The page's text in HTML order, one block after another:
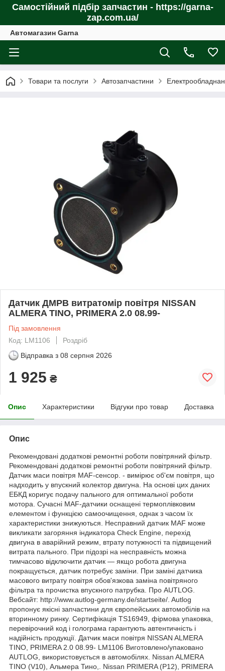
Самостійний підбір запчастин - https://garna-
zap.com.ua/
Автомагазин Garna
Товари та послуги Автозапчастини
Датчик ДМРВ витратомір повітря NISSAN
ALMERA TINO, PRIMERA 2.0 08.99-
Під замовлення
Код: LM1106
Роздріб
Відправка з 08 серпня 2026
1 925 ₴
Опис Характеристики Відгуки про товар Доставка
Опис
Рекомендовані додаткові ремонтні роботи повітряний фільтр.
Рекомендовані додаткові ремонтні роботи повітряний фільтр.
Датчик маси повітря MAF-сенсор. - вимірює об'єм повітря, що
надходить у впускний колектор двигуна. На основі цих даних
ЕБКД коригує подачу пального для оптимальної роботи
мотора. Сучасні MAF-датчики оснащені термоплівковим
елементом і функцією самоочищення, однак з часом їх
характеристики знижуються. Несправний датчик MAF може
викликати загоряння індикатора Check Engine, перехід
двигуна в аварійний режим, втрату потужності та підвищений
витрата пального. При підозрі на несправність можна
тимчасово відключити датчик — якщо робота двигуна
покращується, датчик потребує заміни. При заміні датчика
масового витрату повітря обов'язкова заміна повітряного
фільтра та прочистка впускного патрубка. Про AUTLOG.
Вебсайт: http://www.autlog-germany.de/startseite/. Autlog
пропонує якісні запчастини для європейських автомобілів на
вторинному ринку. Сертифікація TS16949, фірмова упаковка,
перевірочний код і голограма гарантують автентичність і
надійність продукції. Датчик маси повітря NISSAN ALMERA
TINO, PRIMERA 2.0 08.99- LM1106 Виготовлено/упаковано
AUTLOG, використовується в автомобілях. Nissan ALMERA
TINO (V10), Альмера Тино,. Nissan PRIMERA (P12), PRIMERA